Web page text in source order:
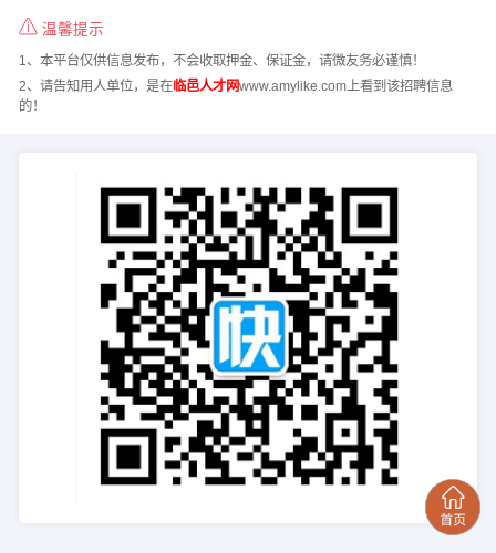
温馨提示
1、本平台仅供信息发布，不会收取押金、保证金，请微友务必谨慎！
2、请告知用人单位，是在临邑人才网www.amylike.com上看到该招聘信息
的！